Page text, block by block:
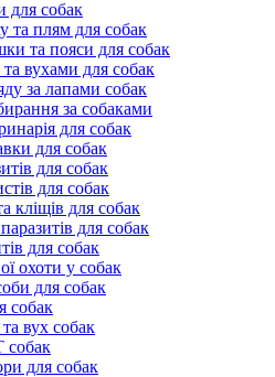
для собак
та плям для собак
та пояси для собак
вухами для собак
за лапами собак
за собаками
для собак
для собак
для собак
для собак
кліщів для собак
для собак
для собак
охоти у собак
для собак
собак
вух собак
собак
для собак